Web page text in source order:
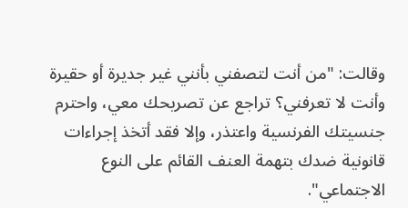
وقالت: "من أنت لتصفني بأنني غير جديرة أو حقيرة
وأنت لا تعرفني؟ تراجع عن تصريحك معي، واحترم
جنسيتك الفرنسية واعتذر، وإلا فقد أتخذ إجراءات
قانونية ضدك بتهمة العنف القائم على النوع
الاجتماعي".